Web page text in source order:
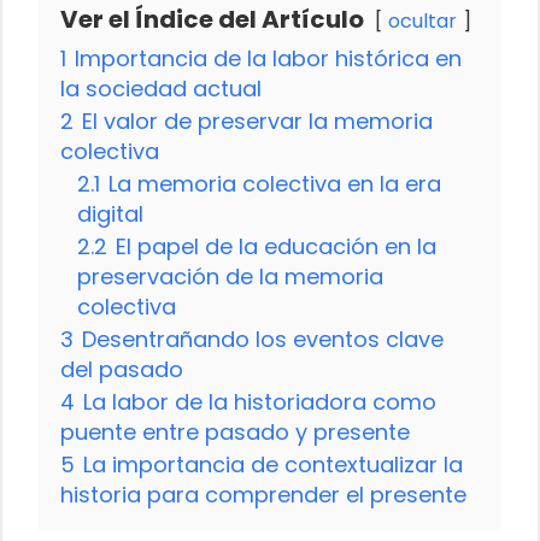
Ver el Índice del Artículo ocultar
1 Importancia de la labor histórica en
la sociedad actual
2 El valor de preservar la memoria
colectiva
2.1 La memoria colectiva en la era
digital
2.2 El papel de la educación en la
preservación de la memoria
colectiva
3 Desentrañando los eventos clave
del pasado
4 La labor de la historiadora como
puente entre pasado y presente
5 La importancia de contextualizar la
historia para comprender el presente